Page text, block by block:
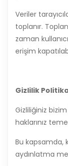
Veriler
toplanır.
zaman
erişim
Gizlilik
Gizliliğiniz
haklarınız
Bu kapsamda,
aydınlatma